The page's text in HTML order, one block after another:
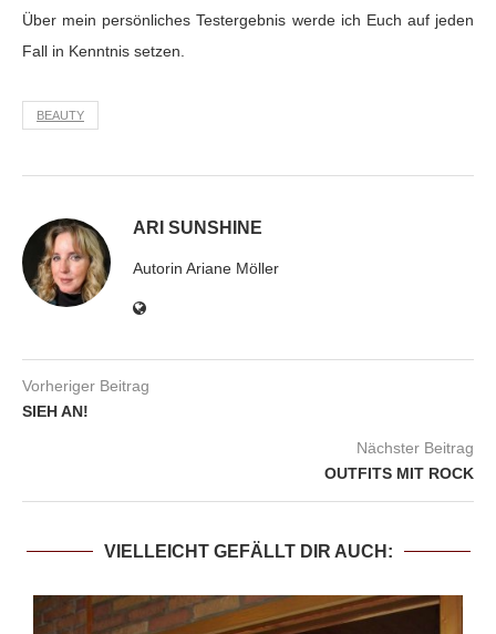
Über mein persönliches Testergebnis werde ich Euch auf jeden
Fall in Kenntnis setzen.
BEAUTY
ARI SUNSHINE
Autorin Ariane Möller
Vorheriger Beitrag
SIEH AN!
Nächster Beitrag
OUTFITS MIT ROCK
VIELLEICHT GEFÄLLT DIR AUCH: